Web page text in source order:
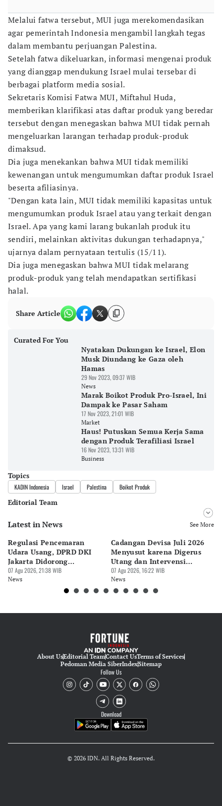
Melalui fatwa tersebut, MUI juga merekomendasikan
agar pemerintah Indonesia mengambil langkah tegas
dalam membantu perjuangan Palestina.
Setelah fatwa dikeluarkan, informasi mengenai produk
yang dianggap mendukung Israel mulai tersebar di
berbagai platform media sosial.
Sekretaris Komisi Fatwa MUI, Miftahul Huda,
memberikan klarifikasi atas daftar produk yang beredar
tersebut dengan menegaskan bahwa MUI tidak pernah
mengeluarkan larangan terhadap produk-produk
dimaksud.
Dia juga menekankan bahwa MUI tidak memiliki
kewenangan untuk mengumumkan daftar produk Israel
beserta afiliasinya.
"Dengan kata lain, MUI tidak memiliki kapasitas untuk
mengumumkan produk Israel atau yang terkait dengan
Israel. Apa yang kami larang bukanlah produk itu
sendiri, melainkan aktivitas dukungan terhadapnya,"
ujarnya dalam pernyataan tertulis (15/11).
Dia juga menegaskan bahwa MUI tidak melarang
produk-produk yang telah mendapatkan sertifikasi
halal.
Share Article
Curated For You
Nyatakan Dukungan ke Israel, Elon
Musk Diundang ke Gaza oleh
Hamas
29 Nov 2023, 09:37 WIB
News
Marak Boikot Produk Pro-Israel, Ini
Dampak ke Pasar Saham
17 Nov 2023, 21:01 WIB
Market
Haus! Putuskan Semua Kerja Sama
dengan Produk Terafiliasi Israel
16 Nov 2023, 13:31 WIB
Business
Topics
KADIN Indonesia Israel Palestina Boikot Produk
Editorial Team
Editor
Editor
Eko Wahyudi
Latest in News See More
Regulasi Pencemaran
Udara Usang, DPRD DKI
Jakarta Didorong
Prioritaskan Revisi Perda
07 Agu 2026, 21:38 WIB
News
Cadangan Devisa Juli 2026
Menyusut karena Digerus
Utang dan Intervensi
Rupiah
07 Agu 2026, 16:22 WIB
News
About UsEditorial TeamContact UsTerms of Services
Pedoman Media SiberIndexSitemap
Follow Us
Download
© 2026 IDN. All Rights Reserved.